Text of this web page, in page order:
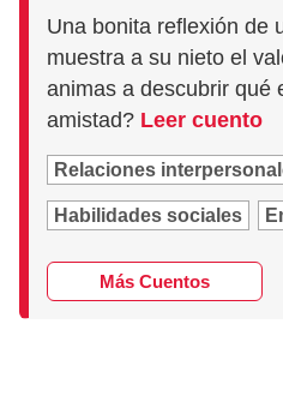
Una bonita reflexión de
muestra a su nieto el
animas a descubrir qué
amistad? Leer cuento
Relaciones
Habilidades sociales
Más Cuentos